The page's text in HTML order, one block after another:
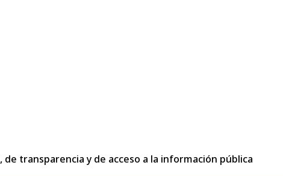
de transparencia y de acceso a la información pública